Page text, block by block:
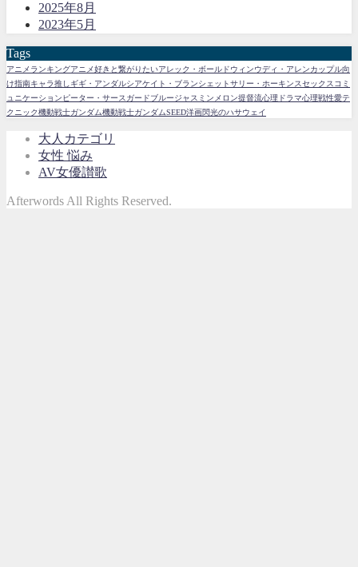
2025年8月
2023年5月
Tags
アニメランキングアニメ好きと繋がりたいアレック・ボールドウィンウディ・アレンカップル向
け指南キャラ推し ギギ・アンダルシアケイト・ブランシェットサリー・ホーキンスセックスコミ
ュニケーションピーター・サースガードブルージャスミン メロン提督流心理ドラマ心理戦性愛テ
クニック機動戦士ガンダム機動戦士ガンダムSEED洋画閃光のハサウェイ
大人カテゴリ
女性 悩み
AV女優讃歌
Afterwords All Rights Reserved.